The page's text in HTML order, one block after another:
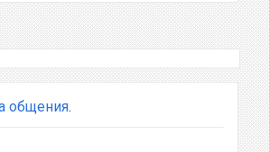
общения.